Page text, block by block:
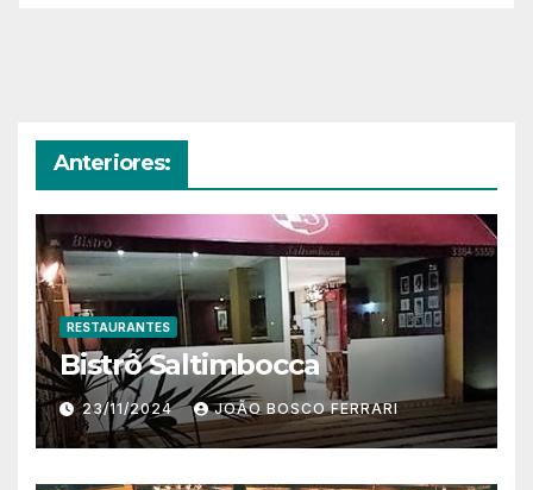
Anteriores:
RESTAURANTES
Bistrô Saltimbocca
23/11/2024 JOÃO BOSCO FERRARI